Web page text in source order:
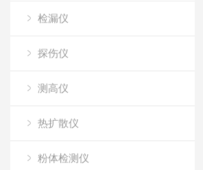
检漏仪
探伤仪
测高仪
热扩散仪
粉体检测仪